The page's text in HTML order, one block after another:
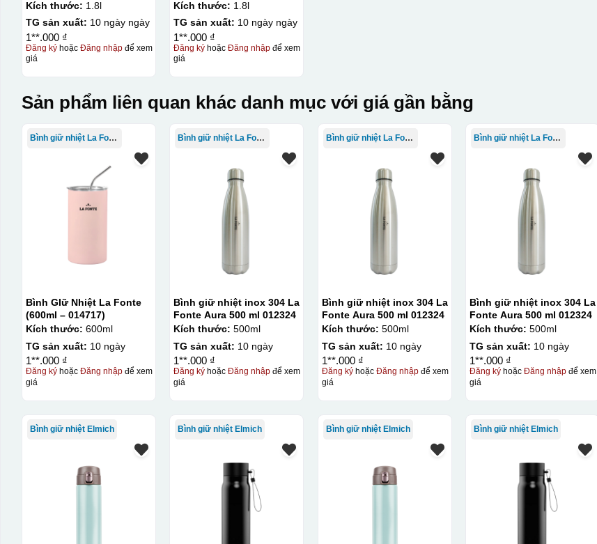
Kích thước: 1.8l
TG sản xuất: 10 ngày ngày
1**.000 ₫
Đăng kýhoặc Đăng nhậpđể xem
giá
Kích thước: 1.8l
TG sản xuất: 10 ngày ngày
1**.000 ₫
Đăng ký hoặcĐăng nhập để xem
giá
Sản phẩm liên quan khác danh mục với giá gần bằng
Bình giữ nhiệt La Fonte
Bình GIữ Nhiệt La Fonte
(600ml – 014717)
Kích thước: 600ml
TG sản xuất: 10 ngày
1**.000 ₫
Đăng kýhoặc Đăng nhậpđể xem
giá
Bình giữ nhiệt La Fonte
Bình giữ nhiệt inox 304 La
Fonte Aura 500 ml 012324
Kích thước: 500ml
TG sản xuất: 10 ngày
1**.000 ₫
Đăng ký hoặcĐăng nhập để xem
giá
Bình giữ nhiệt La Fonte
Bình giữ nhiệt inox 304 La
Fonte Aura 500 ml 012324
Kích thước: 500ml
TG sản xuất: 10 ngày
1**.000 ₫
Đăng kýhoặc Đăng nhậpđể xem
giá
Bình giữ nhiệt La Fonte
Bình giữ nhiệt inox 304 La
Fonte Aura 500 ml 012324
Kích thước: 500ml
TG sản xuất: 10 ngày
1**.000 ₫
Đăng ký hoặcĐăng nhập để xem
giá
Bình giữ nhiệt Elmich Bình giữ nhiệt Elmich Bình giữ nhiệt Elmich Bình giữ nhiệt Elmich